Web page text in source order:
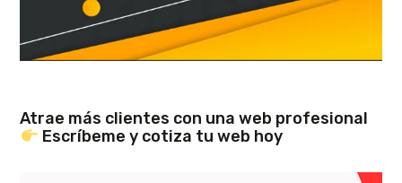
Atrae más clientes con una web profesional
Escríbeme y cotiza tu web hoy